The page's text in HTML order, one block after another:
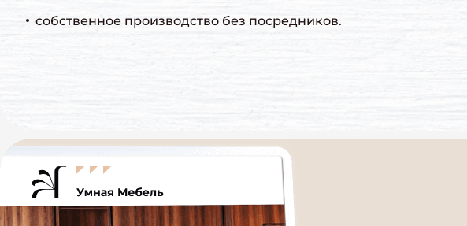
собственное производство без посредников.